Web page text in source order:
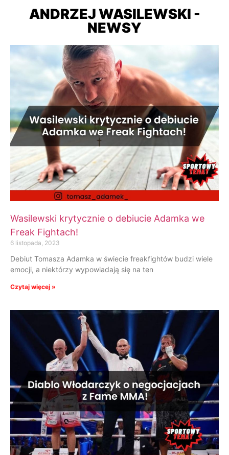
ANDRZEJ WASILEWSKI -
NEWSY
Wasilewski krytycznie o debiucie Adamka we
Freak Fightach!
6 listopada, 2023
Debiut Tomasza Adamka w świecie freakfightów budzi wiele
emocji, a niektórzy wypowiadają się na ten
Czytaj więcej »